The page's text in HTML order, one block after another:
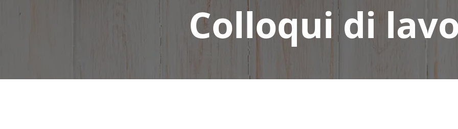
Colloqui di